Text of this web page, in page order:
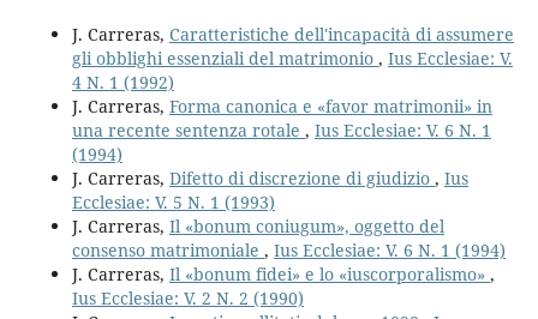
J. Carreras, Caratteristiche dell'incapacità di assumere
gli obblighi essenziali del matrimonio , Ius Ecclesiae: V.
4 N. 1 (1992)
J. Carreras, Forma canonica e «favor matrimonii» in
una recente sentenza rotale , Ius Ecclesiae: V. 6 N. 1
(1994)
J. Carreras, Difetto di discrezione di giudizio , Ius
Ecclesiae: V. 5 N. 1 (1993)
J. Carreras, Il «bonum coniugum», oggetto del
consenso matrimoniale , Ius Ecclesiae: V. 6 N. 1 (1994)
J. Carreras, Il «bonum fidei» e lo «iuscorporalismo» ,
Ius Ecclesiae: V. 2 N. 2 (1990)